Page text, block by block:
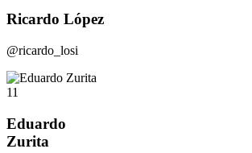
Ricardo López
@ricardo_losi
11
Eduardo
Zurita